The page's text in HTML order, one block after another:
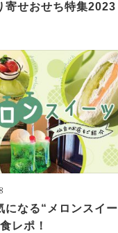
寄せおせち特集2023
になる“メロンスイー
レポ！